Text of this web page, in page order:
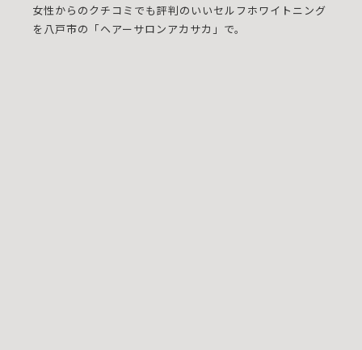
女性からのクチコミでも評判のいいセルフホワイトニング
を八戸市の「ヘアーサロンアカサカ」で。